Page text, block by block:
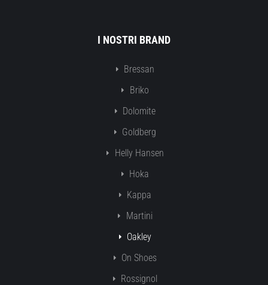
I NOSTRI BRAND
Bressan
Briko
Dolomite
Goldberg
Helly Hansen
Hoka
Kappa
Martini
Oakley
On Shoes
Rossignol